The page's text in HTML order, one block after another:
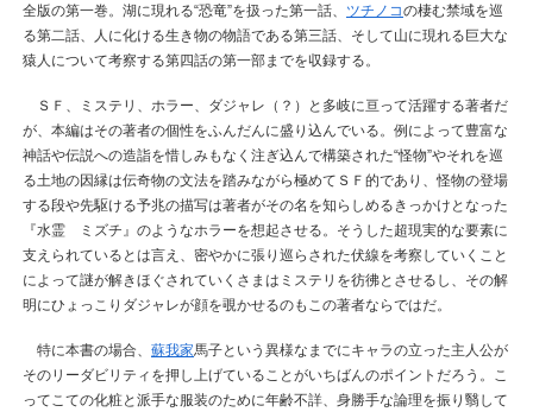
全版の第一巻。湖に現れる“恐竜”を扱った第一話、 ツチノコの棲む禁域を巡
る第二話、人に化ける生き物の物語である第三話、そして山に現れる巨大な
猿人について考察する第四話の第一部までを収録する。
ＳＦ、ミステリ、ホラー、ダジャレ（？）と多岐に亘って活躍する著者だ
が、本編はその著者の個性をふんだんに盛り込んでいる。例によって豊富な
神話や伝説への造詣を惜しみもなく注ぎ込んで構築された“怪物”やそれを巡
る土地の因縁は伝奇物の文法を踏みながら極めてＳＦ的であり、怪物の登場
する段や先駆ける予兆の描写は著者がその名を知らしめるきっかけとなった
『水霊 ミズチ』のようなホラーを想起させる。そうした超現実的な要素に
支えられているとは言え、密やかに張り巡らされた伏線を考察していくこと
によって謎が解きほぐされていくさまはミステリを彷彿とさせるし、その解
明にひょっこりダジャレが顔を覗かせるのもこの著者ならではだ。
特に本書の場合、 蘇我家馬子という異様なまでにキャラの立った主人公が
そのリーダビリティを押し上げていることがいちばんのポイントだろう。こ
ってこての化粧と派手な服装のために年齢不詳、身勝手な論理を振り翳して